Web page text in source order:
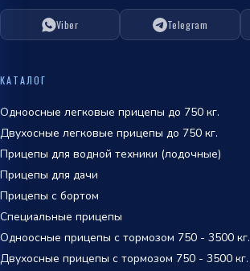
ОТПРАВИТЬ
Viber Telegram
КАТАЛОГ
Одноосные легковые прицепы до 750 кг.
Двухосные легковые прицепы до 750 кг.
Прицепы для водной техники (лодочные)
Прицепы для дачи
Прицепы с бортом
Специальные прицепы
Одноосные прицепы с тормозом 750 - 3500 кг.
Двухосные прицепы с тормозом 750 - 3500 кг.